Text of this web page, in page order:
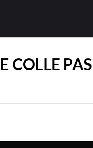
COLLE PAS